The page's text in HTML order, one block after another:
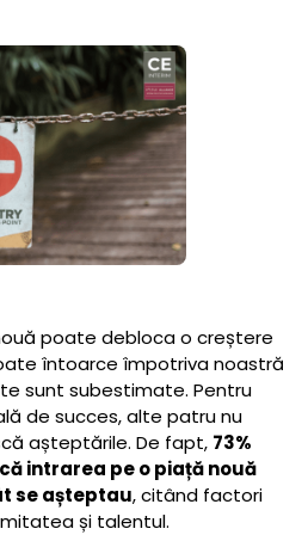
poate debloca o creștere
întoarce împotriva noastră
sunt subestimate. Pentru
de succes, alte patru nu
așteptările. De fapt, 73%
intrarea pe o piață nouă
se așteptau, citând factori
și talentul.